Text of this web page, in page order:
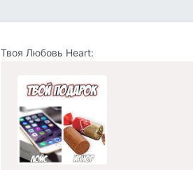
Твоя Любовь Heart: